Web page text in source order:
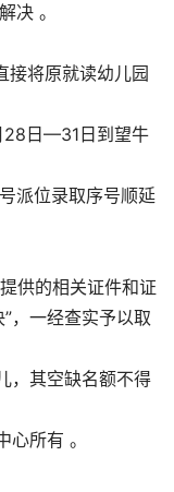
决 。
接将原就读幼儿园
28日—31日到望牛
派位录取序号顺延
供的相关证件和证
，一经查实予以取
，其空缺名额不得
所有 。